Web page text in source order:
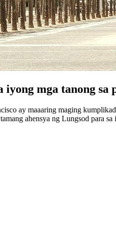
mga tanong sa
ay maaaring maging
ahensya ng Lungsod para